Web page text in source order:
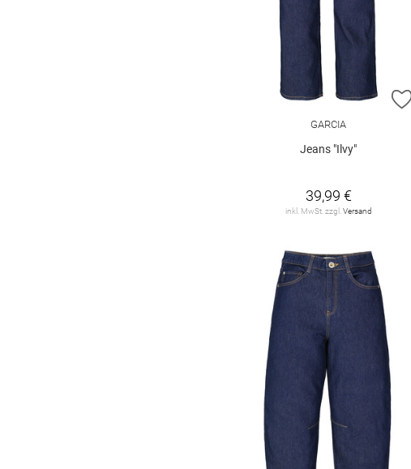
GARCIA
Jeans "Ilvy"
39,99 €
inkl. MwSt. zzgl. Versand